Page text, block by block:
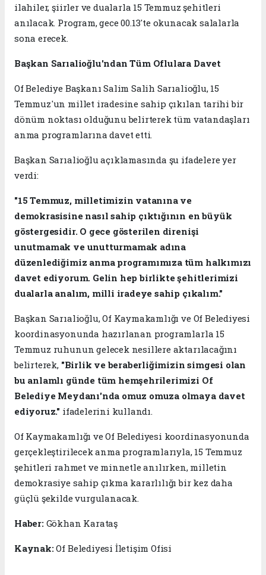
ilahiler, şiirler ve dualarla 15 Temmuz şehitleri
anılacak. Program, gece 00.13'te okunacak salalarla
sona erecek.
Başkan Sarıalioğlu'ndan Tüm Oflulara Davet
Of Belediye Başkanı Salim Salih Sarıalioğlu, 15
Temmuz'un millet iradesine sahip çıkılan tarihi bir
dönüm noktası olduğunu belirterek tüm vatandaşları
anma programlarına davet etti.
Başkan Sarıalioğlu açıklamasında şu ifadelere yer
verdi:
"15 Temmuz, milletimizin vatanına ve
demokrasisine nasıl sahip çıktığının en büyük
göstergesidir. O gece gösterilen direnişi
unutmamak ve unutturmamak adına
düzenlediğimiz anma programımıza tüm halkımızı
davet ediyorum. Gelin hep birlikte şehitlerimizi
dualarla analım, milli iradeye sahip çıkalım."
Başkan Sarıalioğlu, Of Kaymakamlığı ve Of Belediyesi
koordinasyonunda hazırlanan programlarla 15
Temmuz ruhunun gelecek nesillere aktarılacağını
belirterek, "Birlik ve beraberliğimizin simgesi olan
bu anlamlı günde tüm hemşehrilerimizi Of
Belediye Meydanı'nda omuz omuza olmaya davet
ediyoruz." ifadelerini kullandı.
Of Kaymakamlığı ve Of Belediyesi koordinasyonunda
gerçekleştirilecek anma programlarıyla, 15 Temmuz
şehitleri rahmet ve minnetle anılırken, milletin
demokrasiye sahip çıkma kararlılığı bir kez daha
güçlü şekilde vurgulanacak.
Haber: Gökhan Karataş
Kaynak:Of Belediyesi İletişim Ofisi